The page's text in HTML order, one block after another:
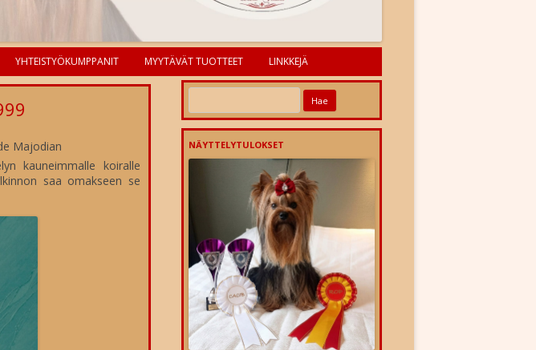
JA -
VINKKEJÄ VASTUULLISEEN
TULOKSET 2024
YHTEISTYÖKUMPPANIT MYYTÄVÄT TUOTTEET LINKKEJÄ
Majodian
kauneimmalle koiralle
saa omakseen se
NÄYTTELYTULOKSET